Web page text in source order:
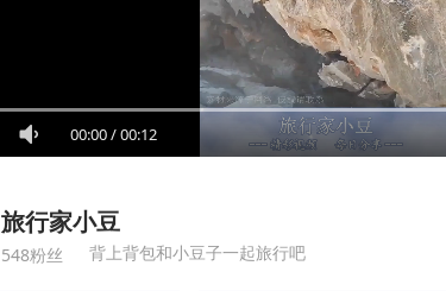
00:00/00:12
旅行家小豆
548粉丝 背上背包和小豆子一起旅行吧